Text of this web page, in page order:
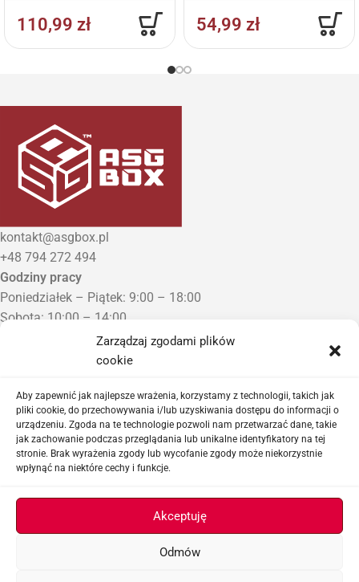
Zarządzaj zgodami plików
cookie
Aby zapewnić jak najlepsze wrażenia, korzystamy z technologii, takich jak
pliki cookie, do przechowywania i/lub uzyskiwania dostępu do informacji o
urządzeniu. Zgoda na te technologie pozwoli nam przetwarzać dane, takie
jak zachowanie podczas przeglądania lub unikalne identyfikatory na tej
stronie. Brak wyrażenia zgody lub wycofanie zgody może niekorzystnie
wpłynąć na niektóre cechy i funkcje.
Akceptuję
Odmów
110,99 zł 54,99 zł
kontakt@asgbox.pl
+48 794 272 494
Godziny pracy
Poniedziałek – Piątek: 9:00 – 18:00
Sobota: 10:00 – 14:00
Niedziela: Zamknięte
Punkt Odbioru zamówień
Proszę o wcześniejszy kontakt telefoniczny
Sklep airsoftowy i serwis replik ASG